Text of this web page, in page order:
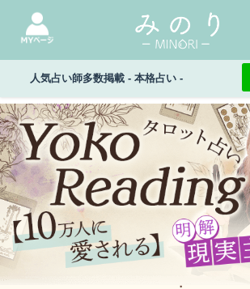
人気占い師多数掲載 - 本格占い -